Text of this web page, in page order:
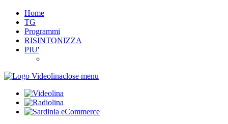
Home
TG
Programmi
RISINTONIZZA
PIU'
close menu